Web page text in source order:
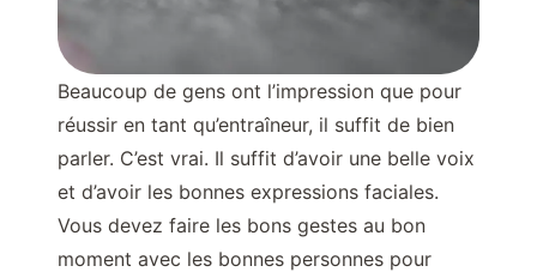
Beaucoup de gens ont l’impression que pour
réussir en tant qu’entraîneur, il suffit de bien
parler. C’est vrai. Il suffit d’avoir une belle voix
et d’avoir les bonnes expressions faciales.
Vous devez faire les bons gestes au bon
moment avec les bonnes personnes pour